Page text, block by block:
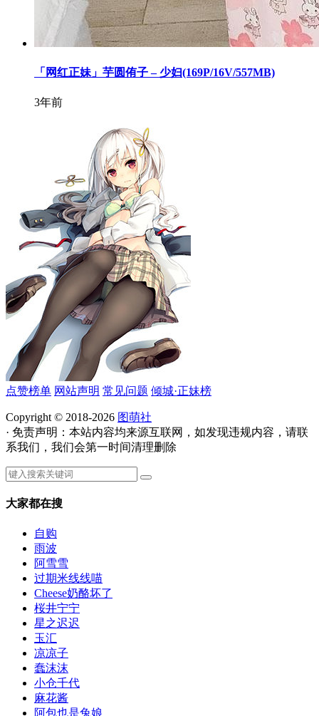
「网红正妹」芋圆侑子 – 少妇(169P/16V/557MB)
3年前
点赞榜单 网站声明 常见问题 倾城·正妹榜
Copyright © 2018-2026 图萌社
· 免责声明：本站内容均来源互联网，如发现违规内容，请联
系我们，我们会第一时间清理删除
大家都在搜
自购
雨波
阿雪雪
过期米线线喵
Cheese奶酪坏了
桜井宁宁
星之迟迟
玉汇
凉凉子
蠢沫沫
小仓千代
麻花酱
阿包也是兔娘